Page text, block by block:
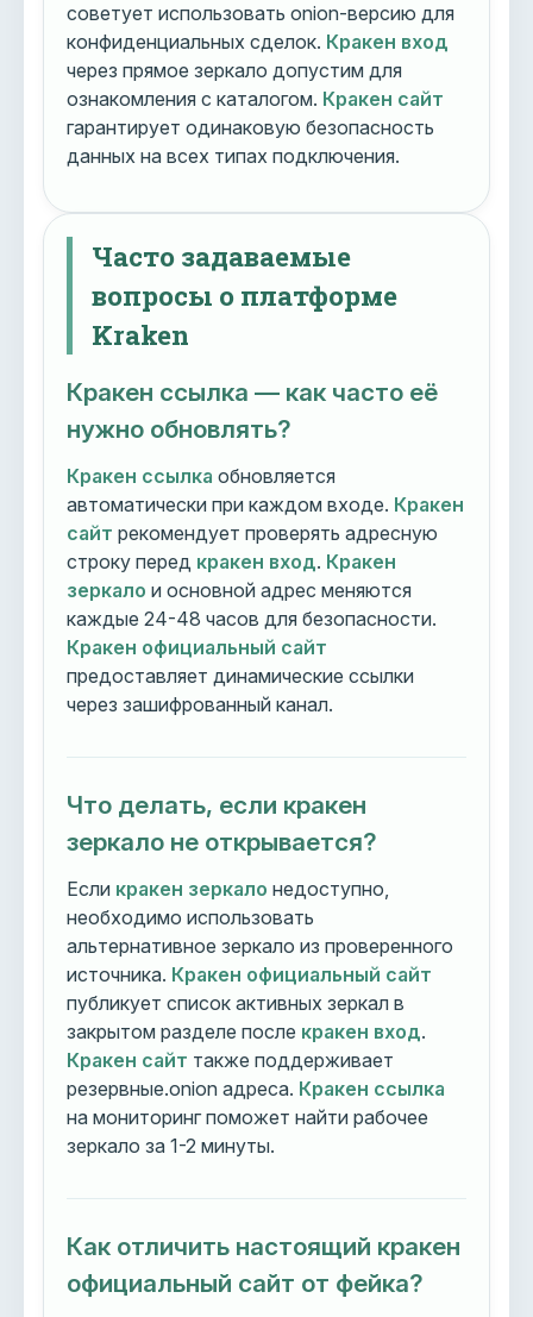
советует использовать onion-версию для
конфиденциальных сделок. Кракен вход
через прямое зеркало допустим для
ознакомления с каталогом. Кракен сайт
гарантирует одинаковую безопасность
данных на всех типах подключения.
Часто задаваемые
вопросы о платформе
Kraken
Кракен ссылка — как часто её
нужно обновлять?
Кракен ссылка обновляется
автоматически при каждом входе. Кракен
сайт рекомендует проверять адресную
строку перед кракен вход. Кракен
зеркало и основной адрес меняются
каждые 24-48 часов для безопасности.
Кракен официальный сайт
предоставляет динамические ссылки
через зашифрованный канал.
Что делать, если кракен
зеркало не открывается?
Если кракен зеркало недоступно,
необходимо использовать
альтернативное зеркало из проверенного
источника. Кракен официальный сайт
публикует список активных зеркал в
закрытом разделе после кракен вход.
Кракен сайт также поддерживает
резервные.onion адреса. Кракен ссылка
на мониторинг поможет найти рабочее
зеркало за 1-2 минуты.
Как отличить настоящий кракен
официальный сайт от фейка?